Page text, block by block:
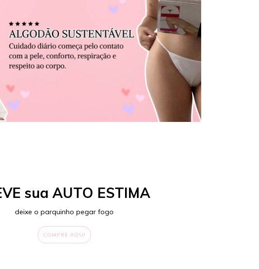
sua AUTO ESTIMA
deixe o parquinho pegar fogo
COMPRE AQUI